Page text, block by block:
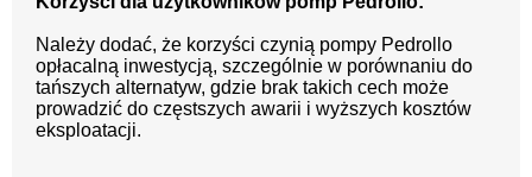
Należy dodać, że korzyści czynią pompy Pedrollo
opłacalną inwestycją, szczególnie w porównaniu do
tańszych alternatyw, gdzie brak takich cech może
prowadzić do częstszych awarii i wyższych kosztów
eksploatacji.